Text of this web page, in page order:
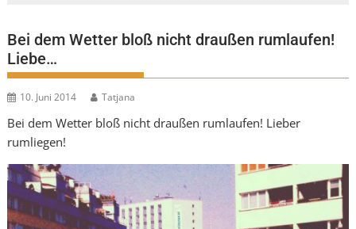
Bei dem Wetter bloß nicht draußen rumlaufen!
Liebe…
10. Juni 2014 Tatjana
Bei dem Wetter bloß nicht draußen rumlaufen! Lieber
rumliegen!